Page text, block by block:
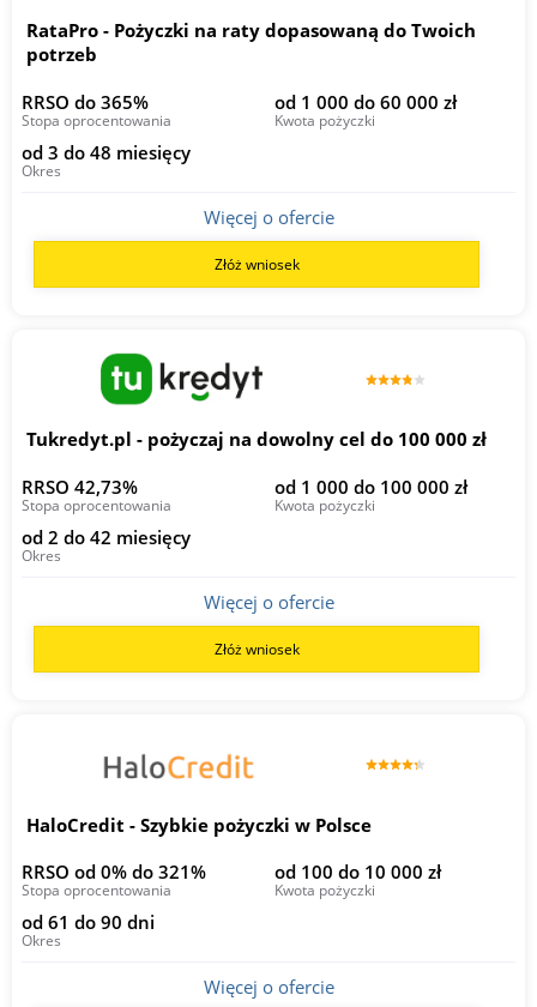
RataPro - Pożyczki na raty dopasowaną do Twoich
potrzeb
RRSO do 365%
Stopa oprocentowania
od 1 000 do 60 000 zł
Kwota pożyczki
od 3 do 48 miesięcy
Okres
Więcej o ofercie
Złóż wniosek
Tukredyt.pl - pożyczaj na dowolny cel do 100 000 zł
RRSO 42,73%
Stopa oprocentowania
od 1 000 do 100 000 zł
Kwota pożyczki
od 2 do 42 miesięcy
Okres
Więcej o ofercie
Złóż wniosek
HaloCredit - Szybkie pożyczki w Polsce
RRSO od 0% do 321%
Stopa oprocentowania
od 100 do 10 000 zł
Kwota pożyczki
od 61 do 90 dni
Okres
Więcej o ofercie